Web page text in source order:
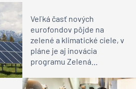
Veľká časť nových
eurofondov pôjde na
zelené a klimatické ciele, v
pláne je aj inovácia
programu Zelená